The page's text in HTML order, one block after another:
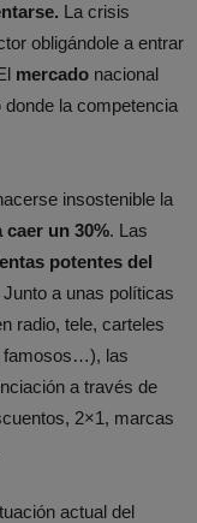
La crisis
obligándole a entrar
mercado nacional
donde la competencia
insostenible la
caer un 30%. Las
potentes del
Junto a unas políticas
radio, tele, carteles
famosos…), las
a través de
2×1, marcas
actual del